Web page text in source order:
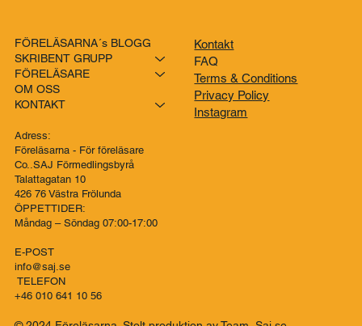
FÖRELÄSARNA´s BLOGG
SKRIBENT GRUPP
FÖRELÄSARE
OM OSS
KONTAKT
Adress:
Föreläsarna - För föreläsare
Co..SAJ Förmedlingsbyrå
Talattagatan 10
426 76 Västra Frölunda
ÖPPETTIDER:
Måndag – Söndag 07:00-17:00
E-POST
info@saj.se
TELEFON
+46 010 641 10 56
Kontakt
FAQ
Terms & Conditions
Privacy Policy
Instagram